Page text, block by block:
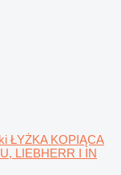
ŁYŻKA KOPIĄCA
LIEBHERR I IN